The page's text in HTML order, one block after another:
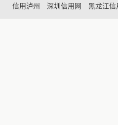
信用泸州
深圳信用网 黑龙江信